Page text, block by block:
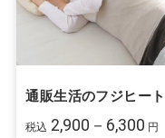
通販生活のフジヒート
税込 2,900－6,300 円